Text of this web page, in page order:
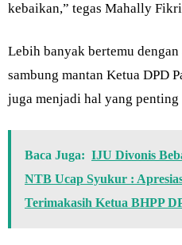
kebaikan,” tegas Mahally
Lebih banyak bertemu
sambung mantan Ketua DPD
juga menjadi hal yang
Baca Juga: IJU Divonis
NTB Ucap Syukur :
Terimakasih Ketua BHPP